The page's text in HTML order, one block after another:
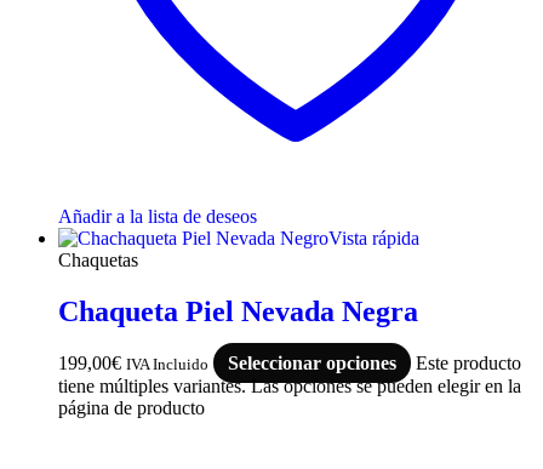
Añadir a la lista de deseos
Vista rápida
Chaquetas
Chaqueta Piel Nevada Negra
199,00€ IVA Incluido Seleccionar opciones
Este producto
tiene múltiples variantes. Las opciones se pueden elegir en la
página de producto